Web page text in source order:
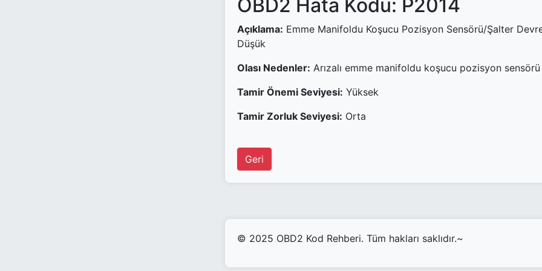
OBD2 Hata Kodu: P2014
Açıklama: Emme Manifoldu Koşucu Pozisyon Sensörü/Şalter
Düşük
Olası Nedenler: Arızalı emme manifoldu koşucu pozisyon sensörü
Tamir Önemi Seviyesi: Yüksek
Tamir Zorluk Seviyesi: Orta
Geri
© 2025 OBD2 Kod Rehberi. Tüm hakları saklıdır.~